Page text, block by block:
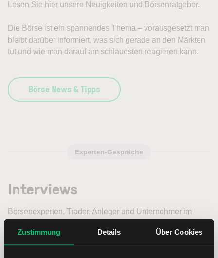
Zustimmung Details Über Cookies
Lesen Sie hier unsere Neuigkeiten und Börsenratgeber.
Die Börse ist ein spannendes Thema – vorausgesetzt man
bleibt darüber informiert, was sich gerade an den Märkten
tut und wie man darauf am schlauesten reagieren kann.
Börse News & Tipps
Experten-Gespräche
Interviews
Börsenexperten, Trader, Anleger und Unternehmer im
Persönlichkeiten und ihren Ausführungen beeindrucken.